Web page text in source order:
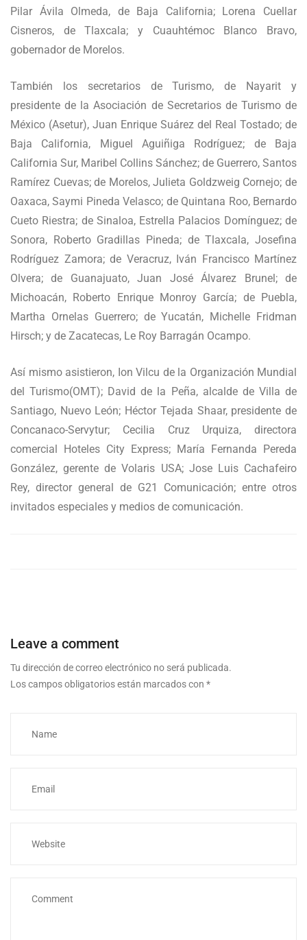
Pilar Ávila Olmeda, de Baja California; Lorena Cuellar
Cisneros, de Tlaxcala; y Cuauhtémoc Blanco Bravo,
gobernador de Morelos.
También los secretarios de Turismo, de Nayarit y
presidente de la Asociación de Secretarios de Turismo de
México (Asetur), Juan Enrique Suárez del Real Tostado; de
Baja California, Miguel Aguiñiga Rodríguez; de Baja
California Sur, Maribel Collins Sánchez; de Guerrero, Santos
Ramírez Cuevas; de Morelos, Julieta Goldzweig Cornejo; de
Oaxaca, Saymi Pineda Velasco; de Quintana Roo, Bernardo
Cueto Riestra; de Sinaloa, Estrella Palacios Domínguez; de
Sonora, Roberto Gradillas Pineda; de Tlaxcala, Josefina
Rodríguez Zamora; de Veracruz, Iván Francisco Martínez
Olvera; de Guanajuato, Juan José Álvarez Brunel; de
Michoacán, Roberto Enrique Monroy García; de Puebla,
Martha Ornelas Guerrero; de Yucatán, Michelle Fridman
Hirsch; y de Zacatecas, Le Roy Barragán Ocampo.
Así mismo asistieron, Ion Vilcu de la Organización Mundial
del Turismo(OMT); David de la Peña, alcalde de Villa de
Santiago, Nuevo León; Héctor Tejada Shaar, presidente de
Concanaco-Servytur; Cecilia Cruz Urquiza, directora
comercial Hoteles City Express; María Fernanda Pereda
González, gerente de Volaris USA; Jose Luis Cachafeiro
Rey, director general de G21 Comunicación; entre otros
invitados especiales y medios de comunicación.
Leave a comment
Tu dirección de correo electrónico no será publicada.
Los campos obligatorios están marcados con *